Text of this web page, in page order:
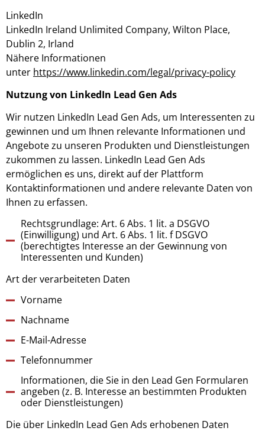
LinkedIn
LinkedIn Ireland Unlimited Company, Wilton Place,
Dublin 2, Irland
Nähere Informationen
unter https://www.linkedin.com/legal/privacy-policy
Nutzung von LinkedIn Lead Gen Ads
Wir nutzen LinkedIn Lead Gen Ads, um Interessenten zu
gewinnen und um Ihnen relevante Informationen und
Angebote zu unseren Produkten und Dienstleistungen
zukommen zu lassen. LinkedIn Lead Gen Ads
ermöglichen es uns, direkt auf der Plattform
Kontaktinformationen und andere relevante Daten von
Ihnen zu erfassen.
Rechtsgrundlage: Art. 6 Abs. 1 lit. a DSGVO
(Einwilligung) und Art. 6 Abs. 1 lit. f DSGVO
(berechtigtes Interesse an der Gewinnung von
Interessenten und Kunden)
Art der verarbeiteten Daten
Vorname
Nachname
E-Mail-Adresse
Telefonnummer
Informationen, die Sie in den Lead Gen Formularen
angeben (z. B. Interesse an bestimmten Produkten
oder Dienstleistungen)
Die über LinkedIn Lead Gen Ads erhobenen Daten